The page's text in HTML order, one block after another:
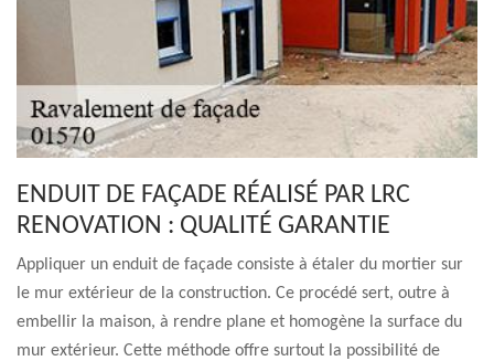
ENDUIT DE FAÇADE RÉALISÉ PAR LRC
RENOVATION : QUALITÉ GARANTIE
Appliquer un enduit de façade consiste à étaler du mortier sur
le mur extérieur de la construction. Ce procédé sert, outre à
embellir la maison, à rendre plane et homogène la surface du
mur extérieur. Cette méthode offre surtout la possibilité de